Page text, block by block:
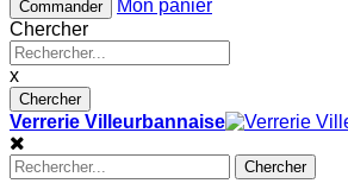
Commander
Mon panier
Chercher
x
Chercher
Verrerie Villeurbannaise
Chercher